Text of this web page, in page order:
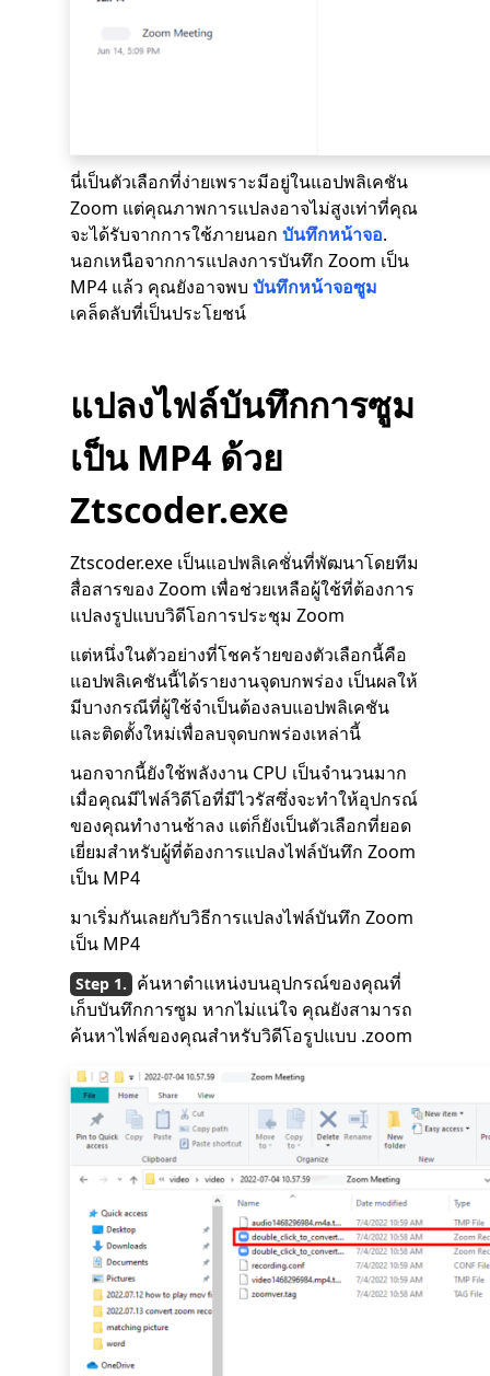
นี่เป็นตัวเลือกที่ง่ายเพราะมีอยู่ในแอปพลิเคชัน
Zoom แต่คุณภาพการแปลงอาจไม่สูงเท่าที่คุณ
จะได้รับจากการใช้ภายนอก บันทึกหน้าจอ.
นอกเหนือจากการแปลงการบันทึก Zoom เป็น
MP4 แล้ว คุณยังอาจพบ บันทึกหน้าจอซูม
เคล็ดลับที่เป็นประโยชน์
แปลงไฟล์บันทึกการซูม
เป็น MP4 ด้วย
Ztscoder.exe
Ztscoder.exe เป็นแอปพลิเคชั่นที่พัฒนาโดยทีม
สื่อสารของ Zoom เพื่อช่วยเหลือผู้ใช้ที่ต้องการ
แปลงรูปแบบวิดีโอการประชุม Zoom
แต่หนึ่งในตัวอย่างที่โชคร้ายของตัวเลือกนี้คือ
แอปพลิเคชันนี้ได้รายงานจุดบกพร่อง เป็นผลให้
มีบางกรณีที่ผู้ใช้จำเป็นต้องลบแอปพลิเคชัน
และติดตั้งใหม่เพื่อลบจุดบกพร่องเหล่านี้
นอกจากนี้ยังใช้พลังงาน CPU เป็นจำนวนมาก
เมื่อคุณมีไฟล์วิดีโอที่มีไวรัสซึ่งจะทำให้อุปกรณ์
ของคุณทำงานช้าลง แต่ก็ยังเป็นตัวเลือกที่ยอด
เยี่ยมสำหรับผู้ที่ต้องการแปลงไฟล์บันทึก Zoom
เป็น MP4
มาเริ่มกันเลยกับวิธีการแปลงไฟล์บันทึก Zoom
เป็น MP4
ค้นหาตำแหน่งบนอุปกรณ์ของคุณที่
เก็บบันทึกการซูม หากไม่แน่ใจ คุณยังสามารถ
ค้นหาไฟล์ของคุณสำหรับวิดีโอรูปแบบ .zoom